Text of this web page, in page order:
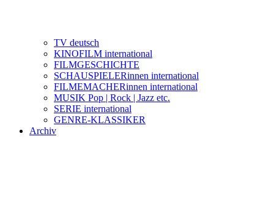
TV deutsch
KINOFILM international
FILMGESCHICHTE
SCHAUSPIELERinnen international
FILMEMACHERinnen international
MUSIK Pop | Rock | Jazz etc.
SERIE international
GENRE-KLASSIKER
Archiv